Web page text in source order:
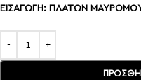
ΕΙΣΑΓΩΓΗ: ΠΛΑΤΩΝ